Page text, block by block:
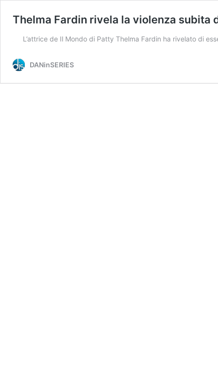
Thelma Fardin rivela la violenza subita
L’attrice de Il Mondo di Patty Thelma Fardin ha rivelato di
DANinSERIES